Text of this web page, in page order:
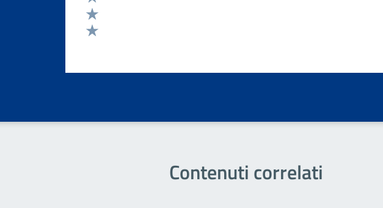
Valuta 3 stelle su 5
Valuta 2 stelle su 5
Contenuti correlati